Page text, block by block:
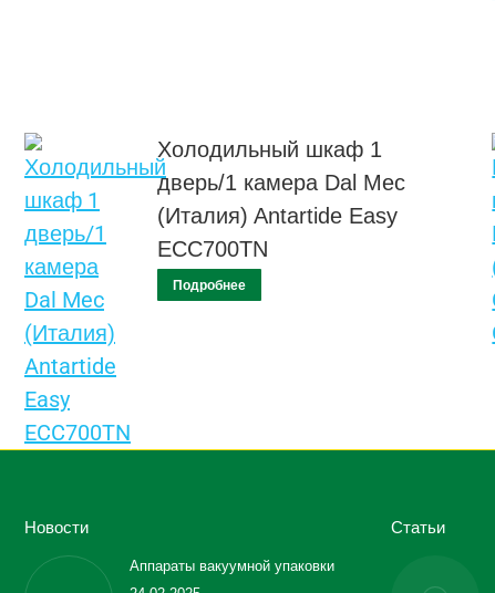
Холодильный шкаф 1
дверь/1 камера Dal Mec
(Италия) Antartide Easy
ECC700TN
Подробнее
Новости
Аппараты вакуумной упаковки
Статьи